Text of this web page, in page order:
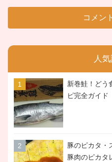
人
新巻鮭！どう
ピ完全ガイド
豚のピカタ・
豚肉のピカタ